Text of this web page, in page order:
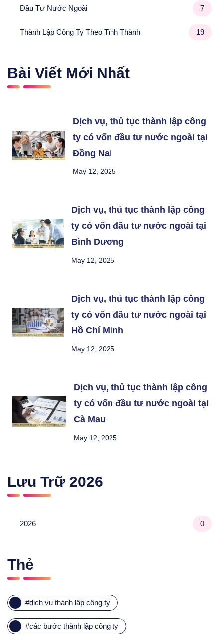
Đầu Tư Nước Ngoài 7
Thành Lập Công Ty Theo Tỉnh Thành 19
Bài Viết Mới Nhất
Dịch vụ, thủ tục thành lập công
ty có vốn đầu tư nước ngoài tại
Đồng Nai
May 12, 2025
Dịch vụ, thủ tục thành lập công
ty có vốn đầu tư nước ngoài tại
Bình Dương
May 12, 2025
Dịch vụ, thủ tục thành lập công
ty có vốn đầu tư nước ngoài tại
Hồ Chí Minh
May 12, 2025
Dịch vụ, thủ tục thành lập công
ty có vốn đầu tư nước ngoài tại
Cà Mau
May 12, 2025
Lưu Trữ 2026
2026 0
Thẻ
#dịch vụ thành lập công ty
#các bước thành lập công ty